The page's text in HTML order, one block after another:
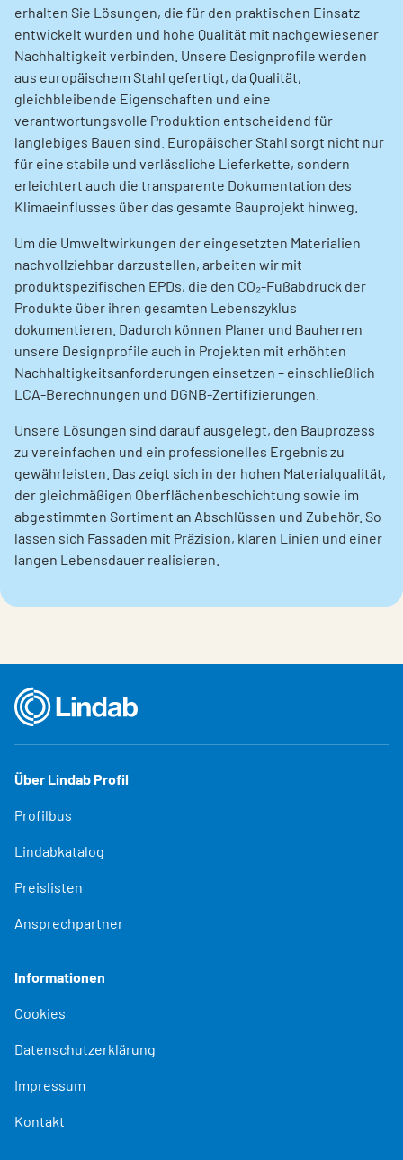
erhalten Sie Lösungen, die für den praktischen Einsatz
entwickelt wurden und hohe Qualität mit nachgewiesener
Nachhaltigkeit verbinden. Unsere Designprofile werden
aus europäischem Stahl gefertigt, da Qualität,
gleichbleibende Eigenschaften und eine
verantwortungsvolle Produktion entscheidend für
langlebiges Bauen sind. Europäischer Stahl sorgt nicht nur
für eine stabile und verlässliche Lieferkette, sondern
erleichtert auch die transparente Dokumentation des
Klimaeinflusses über das gesamte Bauprojekt hinweg.
Um die Umweltwirkungen der eingesetzten Materialien
nachvollziehbar darzustellen, arbeiten wir mit
produktspezifischen EPDs, die den CO₂‑Fußabdruck der
Produkte über ihren gesamten Lebenszyklus
dokumentieren. Dadurch können Planer und Bauherren
unsere Designprofile auch in Projekten mit erhöhten
Nachhaltigkeitsanforderungen einsetzen – einschließlich
LCA‑Berechnungen und DGNB‑Zertifizierungen.
Unsere Lösungen sind darauf ausgelegt, den Bauprozess
zu vereinfachen und ein professionelles Ergebnis zu
gewährleisten. Das zeigt sich in der hohen Materialqualität,
der gleichmäßigen Oberflächenbeschichtung sowie im
abgestimmten Sortiment an Abschlüssen und Zubehör. So
lassen sich Fassaden mit Präzision, klaren Linien und einer
langen Lebensdauer realisieren.
Über Lindab Profil
Profilbus
Lindabkatalog
Preislisten
Ansprechpartner
Informationen
Cookies
Datenschutzerklärung
Impressum
Kontakt